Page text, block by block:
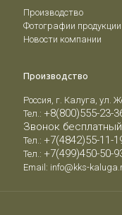
Производство
Фотографии продукции
Новости компании
Производство
Россия, г. Калуга, ул.
Тел.: +8(800)555-23-
Звонок бесплатный
Тел.: +7(4842)55-11-
Тел.: +7(499)450-50-
Email: info@kks-